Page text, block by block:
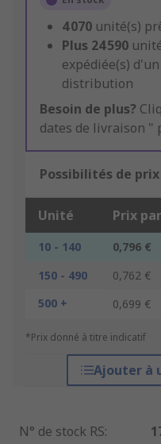
4 070 unité(s)
Plus 24 590
expédiée(s)
distribution
Besoin de plus?
dates de livraison "
Possibilités de
Unité Prix
10 - 140 0,796 €
150 - 490
0,762 €
500 +
0,699 €
*Prix donné à titre indicatif
Ajouter à
N° de stock RS: